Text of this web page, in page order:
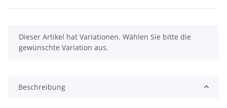
x
Dieser Artikel hat Variationen. Wählen Sie bitte die
gewünschte Variation aus.
Beschreibung